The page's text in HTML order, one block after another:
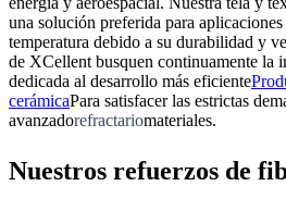
una solución preferida para
temperatura debido a su durabilidad y
de XCellent busquen continuamente la
dedicada al desarrollo más eficiente
cerámicaPara satisfacer las estrictas
avanzadorefractariomateriales.
Nuestros refuerzos de